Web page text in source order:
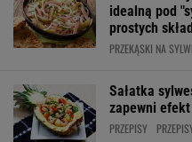
idealną pod
prostych
PRZEKĄSKI NA
Sałatka
zapewni
PRZEPISY